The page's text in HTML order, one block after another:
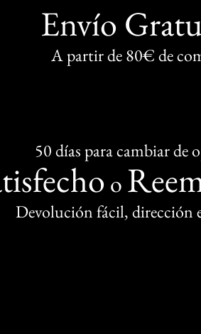
Envío
A partir de 80€ de
50 días para cambiar de
o
Devolución fácil, dirección